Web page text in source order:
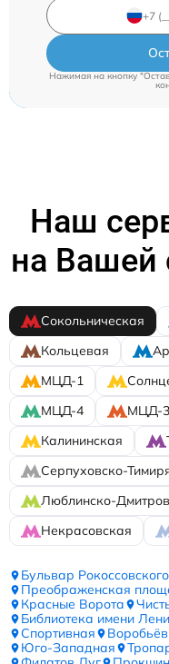
Нажимая на кнопку
Наш
на Вашей
Сокольническая
Кольцевая
МЦД-1
МЦД-4
МЦД-3
Калининская
Серпуховско-
Люблинско-
Некрасовская
Бульвар Рокоссовского
Преображенская
Красные Ворота
Библиотека имени
Спортивная
Юго-Западная